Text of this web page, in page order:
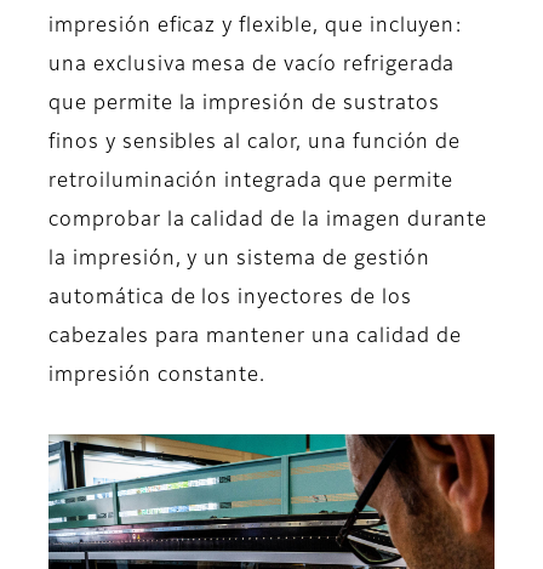
impresión eficaz y flexible, que incluyen:
una exclusiva mesa de vacío refrigerada
que permite la impresión de sustratos
finos y sensibles al calor, una función de
retroiluminación integrada que permite
comprobar la calidad de la imagen durante
la impresión, y un sistema de gestión
automática de los inyectores de los
cabezales para mantener una calidad de
impresión constante.